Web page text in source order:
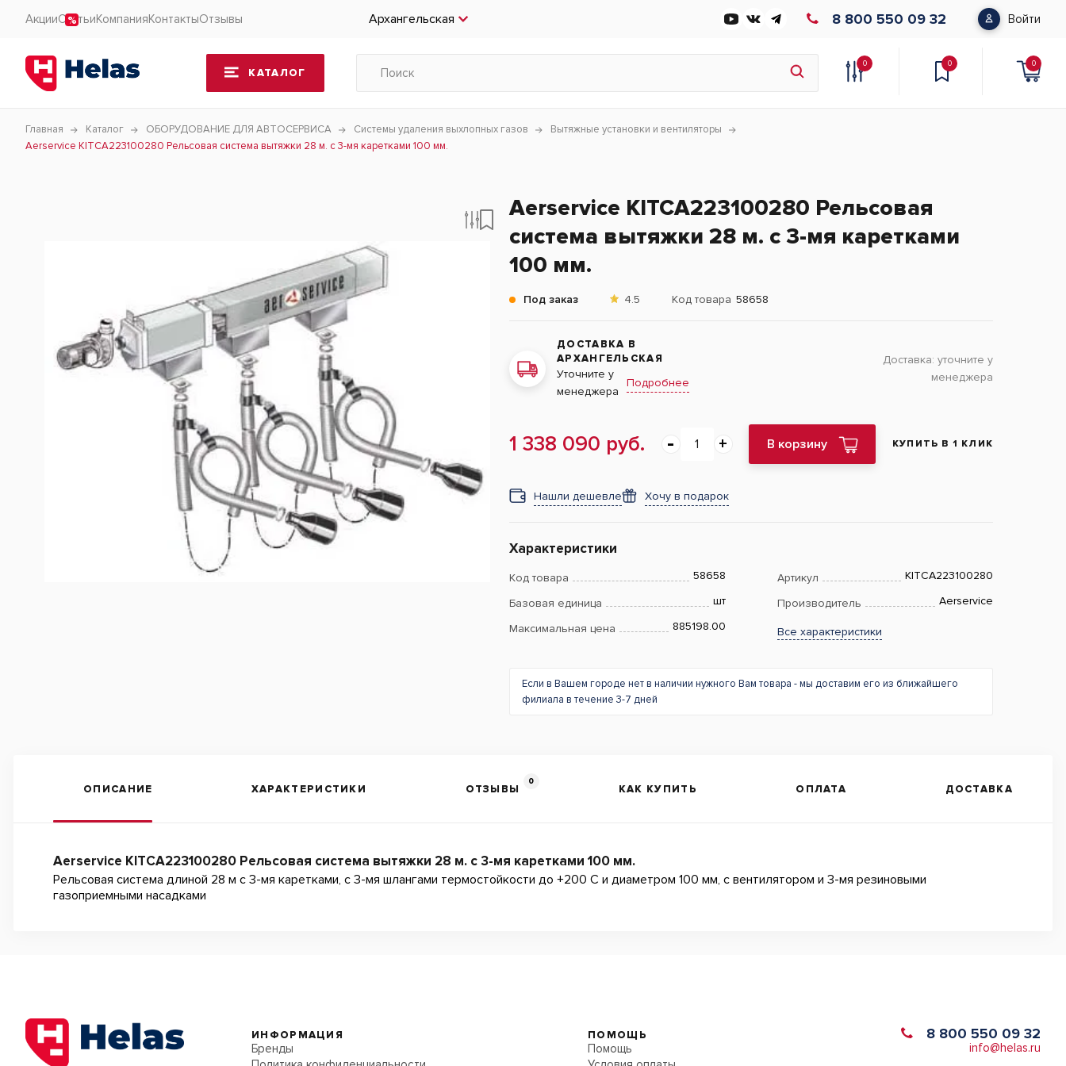
АкцииСтатьиКомпанияКонтактыОтзывы Архангельская 8 800 550 09 32 Войти
КАТАЛОГ
0 0 0
Главная Каталог ОБОРУДОВАНИЕ ДЛЯ АВТОСЕРВИСА Системы удаления выхлопных газов
Вытяжные установки и вентиляторы
Aerservice KITCA223100280 Рельсовая система вытяжки 28 м. с 3-мя каретками 100 мм.
Aerservice KITCA223100280 Рельсовая
система вытяжки 28 м. с 3-мя каретками
100 мм.
Под заказ 4.5 Код товара 58658
ДОСТАВКА В
АРХАНГЕЛЬСКАЯ
Уточните у
менеджера
Подробнее
Доставка: уточните у
менеджера
1 338 090 руб. В корзину КУПИТЬ В 1 КЛИК
Нашли дешевле Хочу в подарок
Характеристики
Код товара 58658 Артикул KITCA223100280
Базовая единица шт Производитель Aerservice
Максимальная цена 885198.00 Все характеристики
Если в Вашем городе нет в наличии нужного Вам товара - мы доставим его из ближайшего
филиала в течение 3-7 дней
ОПИСАНИЕ ХАРАКТЕРИСТИКИ ОТЗЫВЫ
0
КАК КУПИТЬ ОПЛАТА ДОСТАВКА
Aerservice KITCA223100280 Рельсовая система вытяжки 28 м. с 3-мя каретками 100 мм.
Рельсовая система длиной 28 м с 3-мя каретками, с 3-мя шлангами термостойкости до +200 С и диаметром 100 мм, с вентилятором и 3-мя резиновыми
газоприемными насадками
ИНФОРМАЦИЯ
Бренды
ПОМОЩЬ
Помощь
8 800 550 09 32
info@helas.ru